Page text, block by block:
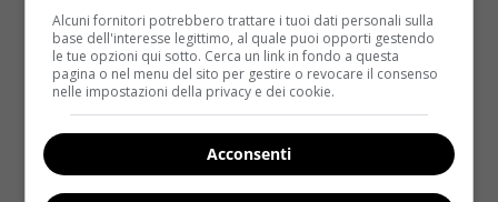
Alcuni fornitori potrebbero trattare i tuoi dati personali sulla
base dell'interesse legittimo, al quale puoi opporti gestendo
le tue opzioni qui sotto. Cerca un link in fondo a questa
pagina o nel menu del sito per gestire o revocare il consenso
nelle impostazioni della privacy e dei cookie.
Acconsenti